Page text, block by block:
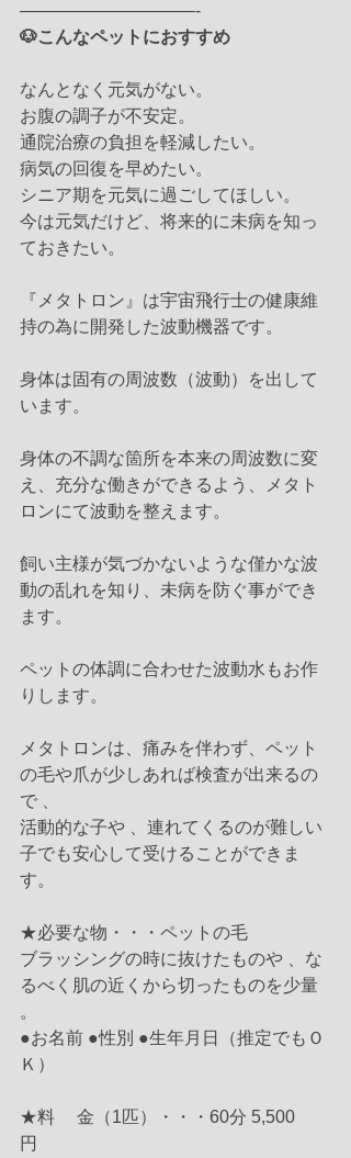
——————————-
🐶こんなペットにおすすめ
なんとなく元気がない。
お腹の調子が不安定。
通院治療の負担を軽減したい。
病気の回復を早めたい。
シニア期を元気に過ごしてほしい。
今は元気だけど、将来的に未病を知っ
ておきたい。
『メタトロン』は宇宙飛行士の健康維
持の為に開発した波動機器です。
身体は固有の周波数（波動）を出して
います。
身体の不調な箇所を本来の周波数に変
え、充分な働きができるよう、メタト
ロンにて波動を整えます。
飼い主様が気づかないような僅かな波
動の乱れを知り、未病を防ぐ事ができ
ます。
ペットの体調に合わせた波動水もお作
りします。
メタトロンは、痛みを伴わず、ペット
の毛や爪が少しあれば検査が出来るの
で 、
活動的な子や 、連れてくるのが難しい
子でも安心して受けることができま
す。
★必要な物・・・ペットの毛
ブラッシングの時に抜けたものや 、な
るべく肌の近くから切ったものを少量
。
●お名前 ●性別 ●生年月日（推定でもＯ
Ｋ）
★料　 金（1匹）・・・60分 5,500
円